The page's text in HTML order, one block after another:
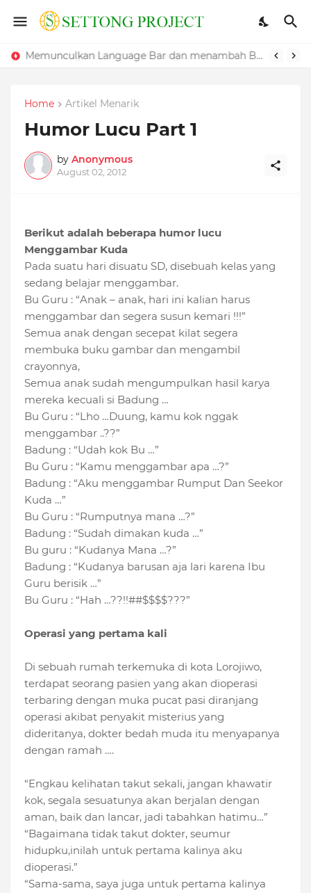
Memunculkan Language Bar dan menambah Bahasa pada Windows
Cara Mengatasi Windows Yang Lambat
Home Artikel Menarik
Humor Lucu Part 1
by Anonymous
August 02, 2012
Berikut adalah beberapa humor lucu
Menggambar Kuda
Pada suatu hari disuatu SD, disebuah kelas yang
sedang belajar menggambar.
Bu Guru : “Anak – anak, hari ini kalian harus
menggambar dan segera susun kemari !!!”
Semua anak dengan secepat kilat segera
membuka buku gambar dan mengambil
crayonnya,
Semua anak sudah mengumpulkan hasil karya
mereka kecuali si Badung …
Bu Guru : “Lho …Duung, kamu kok nggak
menggambar ..??”
Badung : “Udah kok Bu …”
Bu Guru : “Kamu menggambar apa …?”
Badung : “Aku menggambar Rumput Dan Seekor
Kuda …”
Bu Guru : “Rumputnya mana …?”
Badung : “Sudah dimakan kuda …”
Bu guru : “Kudanya Mana …?”
Badung : “Kudanya barusan aja lari karena Ibu
Guru berisik …”
Bu Guru : “Hah …??!!##$$$$???”
Operasi yang pertama kali
Di sebuah rumah terkemuka di kota Lorojiwo,
terdapat seorang pasien yang akan dioperasi
terbaring dengan muka pucat pasi diranjang
operasi akibat penyakit misterius yang
dideritanya, dokter bedah muda itu menyapanya
dengan ramah ….
“Engkau kelihatan takut sekali, jangan khawatir
kok, segala sesuatunya akan berjalan dengan
aman, baik dan lancar, jadi tabahkan hatimu…”
“Bagaimana tidak takut dokter, seumur
hidupku,inilah untuk pertama kalinya aku
dioperasi.”
“Sama-sama, saya juga untuk pertama kalinya